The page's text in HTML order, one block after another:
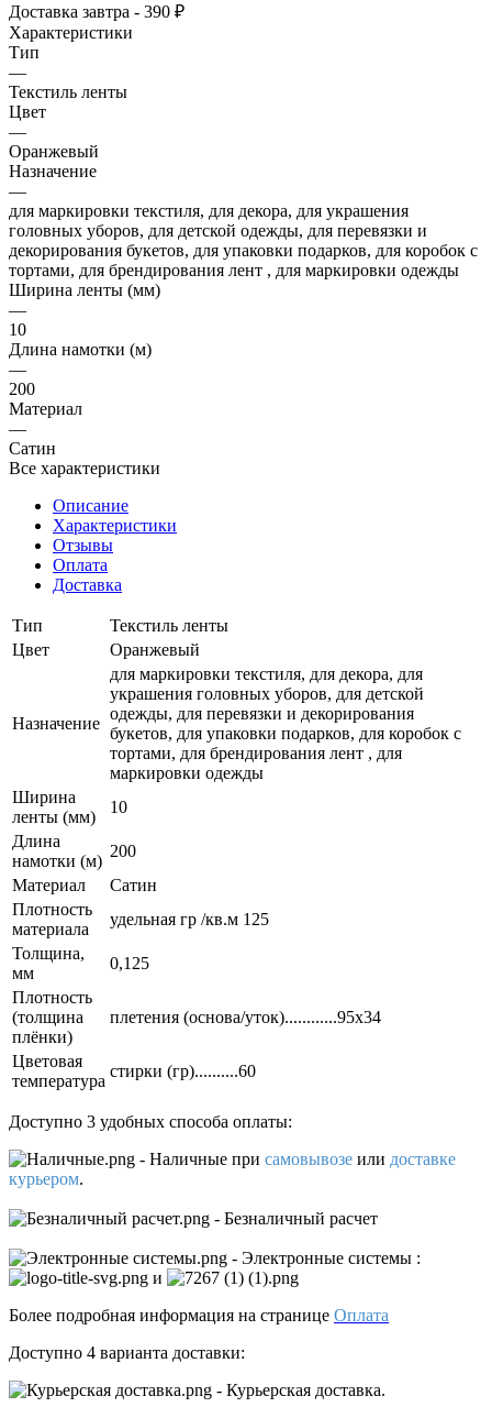
Доставка завтра - 390 ₽
Характеристики
Тип
—
Текстиль ленты
Цвет
—
Оранжевый
Назначение
—
для маркировки текстиля, для декора, для украшения
головных уборов, для детской одежды, для перевязки и
декорирования букетов, для упаковки подарков, для коробок с
тортами, для брендирования лент , для маркировки одежды
Ширина ленты (мм)
—
10
Длина намотки (м)
—
200
Материал
—
Сатин
Все характеристики
Описание
Характеристики
Отзывы
Оплата
Доставка
Тип
Текстиль ленты
Цвет
Оранжевый
Назначение
для маркировки текстиля, для декора, для
украшения головных уборов, для детской
одежды, для перевязки и декорирования
букетов, для упаковки подарков, для коробок с
тортами, для брендирования лент , для
маркировки одежды
Ширина
ленты (мм)
10
Длина
намотки (м)
200
Материал
Сатин
Плотность
материала
удельная гр /кв.м 125
Толщина,
мм
0,125
Плотность
(толщина
плёнки)
плетения (основа/уток)............95х34
Цветовая
температура
стирки (гр)..........60
Доступно 3 удобных способа оплаты:
- Наличные при самовывозе или доставке
курьером.
- Безналичный расчет
- Электронные системы :
и
Более подробная информация на странице Оплата
Доступно 4 варианта доставки:
- Курьерская доставка.